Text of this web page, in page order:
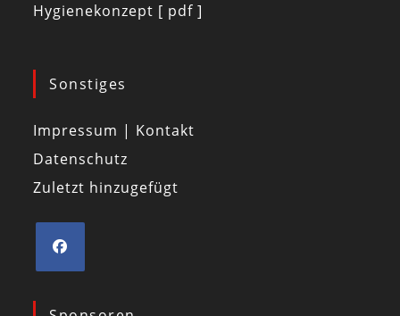
Hygienekonzept [ pdf ]
Sonstiges
Impressum | Kontakt
Datenschutz
Zuletzt hinzugefügt